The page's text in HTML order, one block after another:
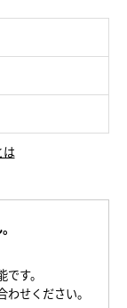
は
す。
せください。